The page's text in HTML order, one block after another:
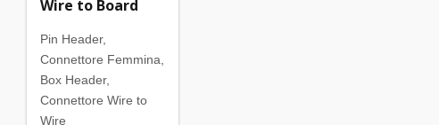
Wire to Board
Pin Header,
Connettore Femmina,
Box Header,
Connettore Wire to
Wire